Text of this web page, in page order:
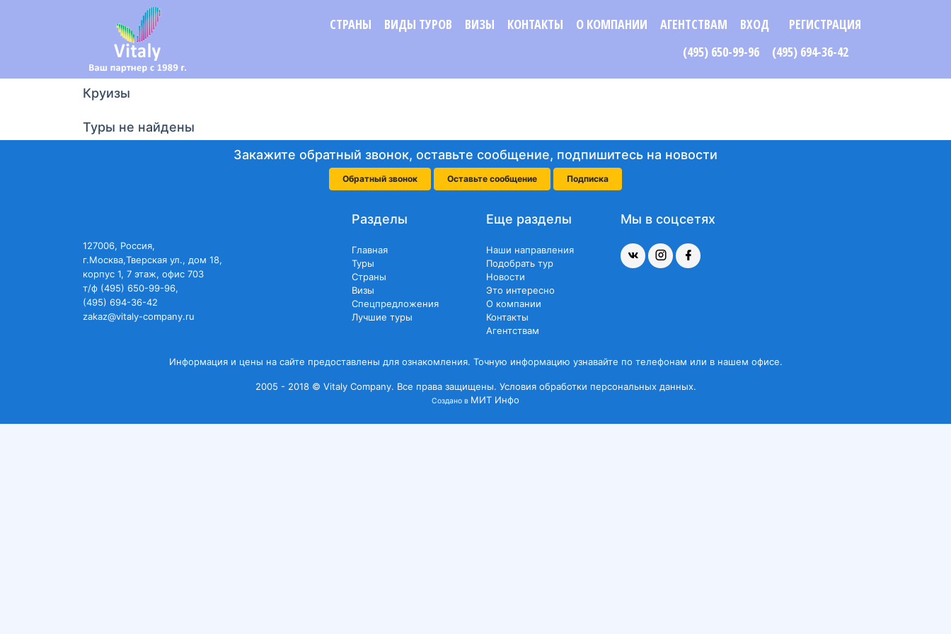
СТРАНЫ ВИДЫ ТУРОВ ВИЗЫ КОНТАКТЫ О КОМПАНИИ АГЕНТСТВАМ ВХОД
РЕГИСТРАЦИЯ
(495) 650-99-96
(495) 694-36-42
Круизы
Туры не найдены
Закажите обратный звонок, оставьте сообщение, подпишитесь на новости
Обратный звонок Оставьте сообщение Подписка
127006, Россия,
г.Москва,Тверская ул., дом 18,
корпус 1, 7 этаж, офис 703
т/ф (495) 650-99-96,
(495) 694-36-42
zakaz@vitaly-company.ru
Разделы
Главная
Туры
Страны
Визы
Спецпредложения
Лучшие туры
Еще разделы
Наши направления
Подобрать тур
Новости
Это интересно
О компании
Контакты
Агентствам
Мы в соцсетях
Информация и цены на сайте предоставлены для ознакомления. Точную информацию узнавайте по телефонам или в нашем офисе.
2005 - 2018 © Vitaly Company. Все права защищены. Условия обработки персональных данных.
Создано в МИТ Инфо